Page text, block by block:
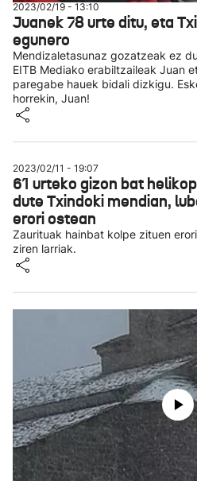
2023/02/19 - 13:10
Juanek 78 urte ditu, eta
egunero
Mendizaletasunaz gozatzeak ez
EITB Mediako erabiltzaileak Juan
paregabe hauek bidali dizkigu.
horrekin, Juan!
2023/02/11 - 19:07
61 urteko gizon bat
dute Txindoki mendian,
erori ostean
Zaurituak hainbat kolpe zituen
ziren larriak.